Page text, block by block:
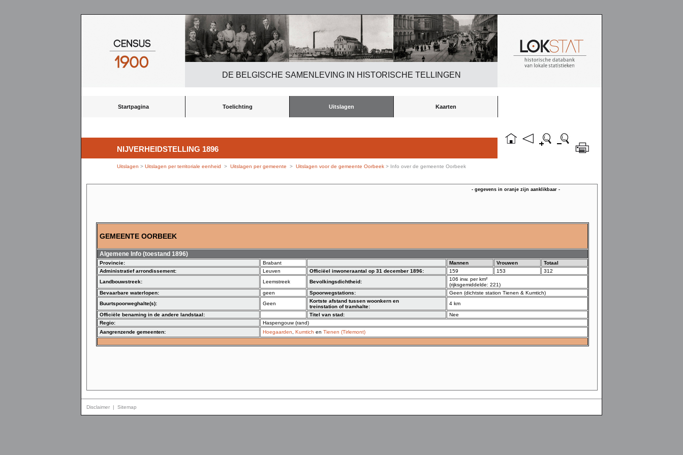
DE BELGISCHE SAMENLEVING IN HISTORISCHE TELLINGEN
Startpagina Toelichting Uitslagen Kaarten
NIJVERHEIDSTELLING 1896
Uitslagen > Uitslagen per territoriale eenheid > Uitslagen per gemeente > Uitslagen voor de gemeente Oorbeek > Info over de gemeente Oorbeek
- gegevens in oranje zijn aanklikbaar -
GEMEENTE OORBEEK
Algemene Info (toestand 1896)
Provincie: Brabant Mannen Vrouwen
Totaal
Administratief arrondissement:
Leuven Officiëel inwoneraantal op 31 december 1896: 159 153
312
Landbouwstreek:
Leemstreek Bevolkingsdichtheid:
106 inw. per km²
(rijksgemiddelde: 221)
Bevaarbare waterlopen:
geen Spoorwegstations:
Geen (dichtste station Tienen & Kumtich)
Buurtspoorweghalte(s):
Geen
Kortste afstand tussen woonkern en
treinstation of tramhalte:
4 km
Officiële benaming in de andere landstaal:
Titel van stad:
Nee
Regio:
Haspengouw (rand)
Aangrenzende gemeenten:
Hoegaarden Kumtich en Tienen (Tirlemont)
Disclaimer | Sitemap